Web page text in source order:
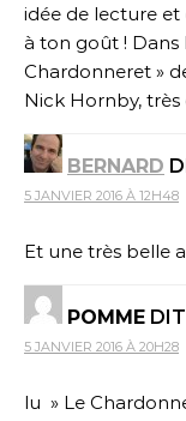
idée de lecture et
à ton goût ! Dans
Chardonneret »
Nick Hornby,
BERNARD
5 JANVIER 2016 À 12H48
Et une très belle
POMME
5 JANVIER 2016 À 20H28
lu » Le